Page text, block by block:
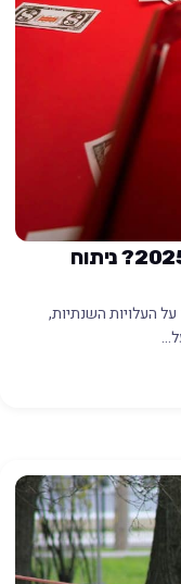
כמה עולה לגדל כלב בישראל ב-2025? ניתוח
מעמיק על העלויות השנתיות,